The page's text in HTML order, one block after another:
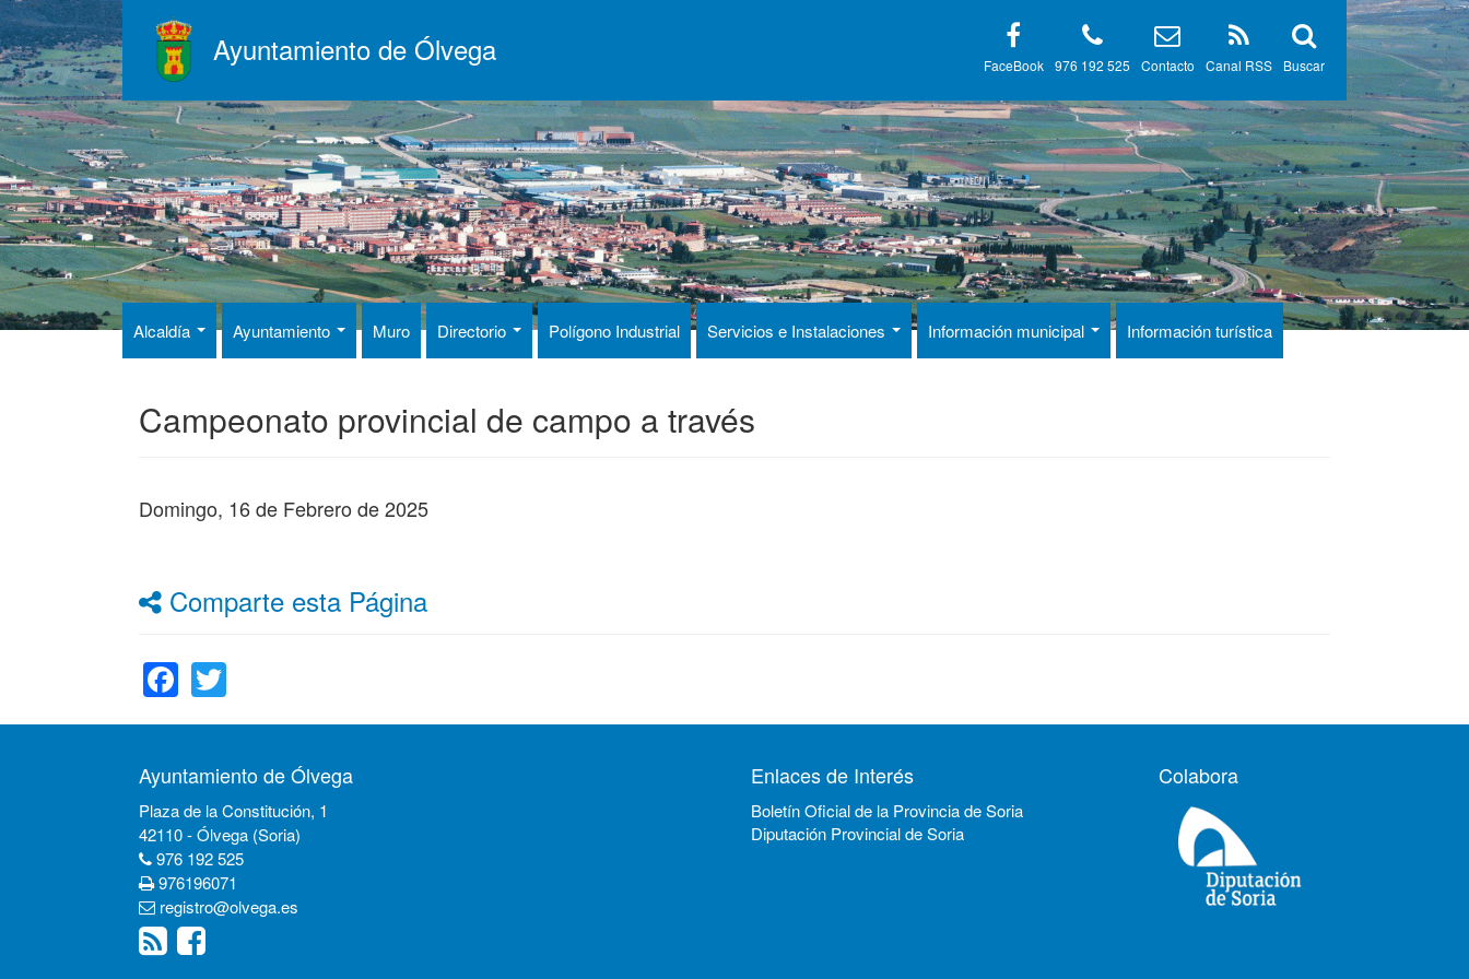
Pasar
al
contenido
principal
Ayuntamiento de Ólvega Buscar
Canal RSS
Contacto
976 192 525
FaceBook
Alcaldía Ayuntamiento Muro Directorio Polígono Industrial Servicios e Instalaciones Información municipal Información turística
Campeonato provincial de campo a través
Domingo, 16 de Febrero de 2025
Comparte esta Página
Facebook
Ayuntamiento de Ólvega
Plaza de la Constitución, 1
42110 - Ólvega (Soria)
976 192 525
976196071
registro@olvega.es
Enlaces de Interés
Boletín Oficial de la Provincia de Soria
Diputación Provincial de Soria
Colabora